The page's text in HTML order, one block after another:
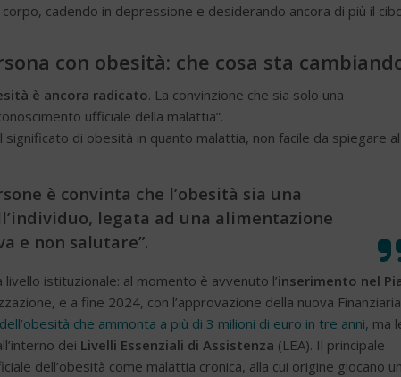
cadendo in depressione e desiderando ancora di più il
con obesità: che cosa sta
è ancora radicato. La convinzione che sia solo una
ufficiale della malattia”.
di obesità in quanto malattia, non facile da spiegare al
è convinta che l’obesità sia una
legata ad una alimentazione
e non salutare”.
livello istituzionale: al momento è avvenuto l’inserimento nel
e a fine 2024, con l’approvazione della nuova
che ammonta a più di 3 milioni di euro in tre anni, ma
dei Livelli Essenziali di Assistenza (LEA). Il principale
dell’obesità come malattia cronica, alla cui origine giocano